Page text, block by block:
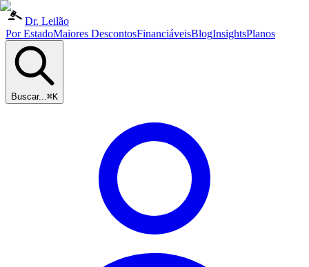
Dr. Leilão
Por EstadoMaiores DescontosFinanciáveisBlogInsightsPlanos
Buscar...⌘K